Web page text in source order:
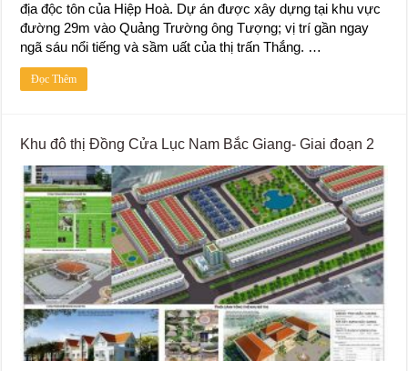
địa độc tôn của Hiệp Hoà. Dự án được xây dựng tại khu vực
đường 29m vào Quảng Trường ông Tượng; vị trí gần ngay
ngã sáu nổi tiếng và sầm uất của thị trấn Thắng. …
Đọc Thêm
Khu đô thị Đồng Cửa Lục Nam Bắc Giang- Giai đoạn 2